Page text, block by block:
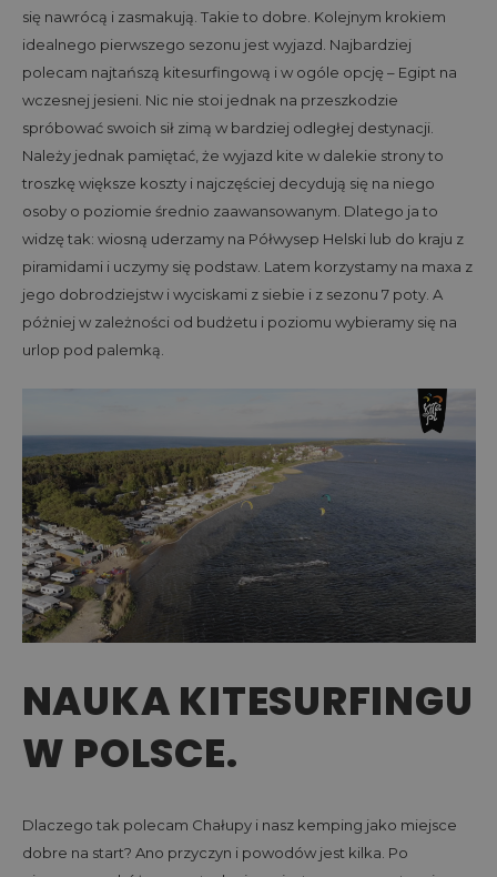
się nawrócą i zasmakują. Takie to dobre. Kolejnym krokiem
idealnego pierwszego sezonu jest wyjazd. Najbardziej
polecam najtańszą kitesurfingową i w ogóle opcję – Egipt na
wczesnej jesieni. Nic nie stoi jednak na przeszkodzie
spróbować swoich sił zimą w bardziej odległej destynacji.
Należy jednak pamiętać, że wyjazd kite w dalekie strony to
troszkę większe koszty i najczęściej decydują się na niego
osoby o poziomie średnio zaawansowanym. Dlatego ja to
widzę tak: wiosną uderzamy na Półwysep Helski lub do kraju z
piramidami i uczymy się podstaw. Latem korzystamy na maxa z
jego dobrodziejstw i wyciskami z siebie i z sezonu 7 poty. A
póżniej w zależności od budżetu i poziomu wybieramy się na
urlop pod palemką.
NAUKA KITESURFINGU
W POLSCE.
Dlaczego tak polecam Chałupy i nasz kemping jako miejsce
dobre na start? Ano przyczyn i powodów jest kilka. Po